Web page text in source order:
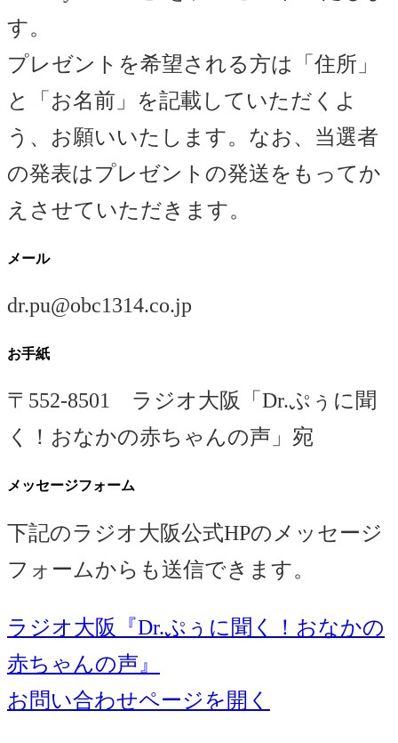
す。
プレゼントを希望される方は「住所」
と「お名前」を記載していただくよ
う、お願いいたします。なお、当選者
の発表はプレゼントの発送をもってか
えさせていただきます。
メール
dr.pu@obc1314.co.jp
お手紙
〒552-8501 ラジオ大阪「Dr.ぷぅに聞
く！おなかの赤ちゃんの声」宛
メッセージフォーム
下記のラジオ大阪公式HPのメッセージ
フォームからも送信できます。
ラジオ大阪『Dr.ぷぅに聞く！おなかの
赤ちゃんの声』
お問い合わせページを開く